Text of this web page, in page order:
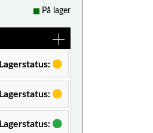
På lager
Lagerstatus:
Lagerstatus:
Lagerstatus: